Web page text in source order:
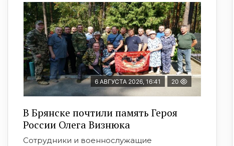
6 АВГУСТА 2026, 16:41 20
В Брянске почтили память Героя
России Олега Визнюка
Сотрудники и военнослужащие